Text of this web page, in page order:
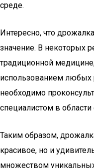
среде.
Интересно, что
значение. В некоторых
традиционной
использованием любых
необходимо
специалистом в области
Таким образом,
красивое, но и
множеством